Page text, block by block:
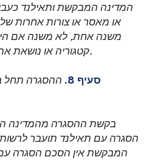
המדינה המבקשת ותאילנד
או מאסר או צורות אחרות
משנה אחת, לא משנה אם
קטגוריה או נושאת את אותו שם בשתי המדינות.
סעיף 8.
ההסגרה תחל
הסגרה עם תאילנד תועבר
המבקשת אין הסכם הסגרה